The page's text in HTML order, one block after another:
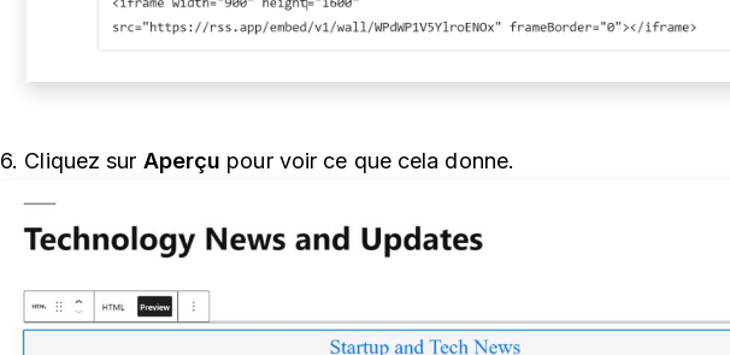
6. Cliquez sur Aperçu pour voir ce que cela donne.